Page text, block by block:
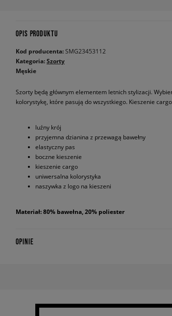
OPIS PRODUKTU
Kod producenta:SMG23453112
Kategoria:Szorty
Męskie
Szorty będą głównym elementem letnich stylizacji.
kolorystykę, które pasują do wszystkiego. Kieszenie
luźny krój
przyjemna dzianina z przewagą bawełny
elastyczny pas
boczne kieszenie
kieszenie cargo
uniwersalna kolorystyka
naszywka z logo na kieszeni
Materiał: 80% bawełna, 20% poliester
OPINIE